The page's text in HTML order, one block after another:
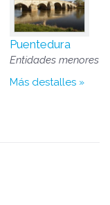
Puentedura
Entidades menores
Más destalles